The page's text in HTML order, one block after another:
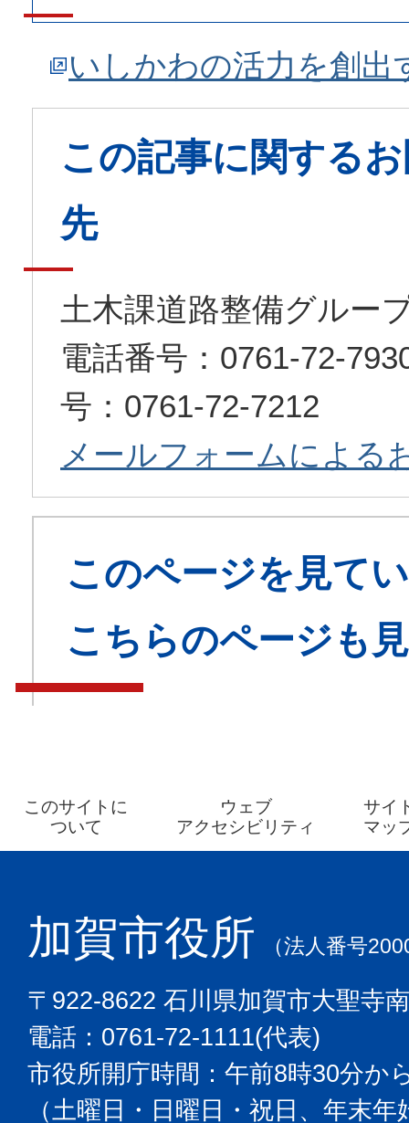
いしかわの活力を創出
この記事に関する
先
土木課道路整備グルー
電話番号：0761-72-
号：0761-72-7212
メールフォームによる
このページを見て
こちらのページも
このサイトに
ついて
ウェブ
アクセシビリティ
サイ
マッ
加賀市役所 （法人番号
〒922-8622 石川県加賀市大聖寺
電話：0761-72-1111(代表)
市役所開庁時間：午前8時30分か
（土曜日・日曜日・祝日、年末